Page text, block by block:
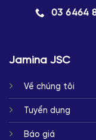
03 6464
Jamina JSC
Về chúng tôi
Tuyển dụng
Báo giá